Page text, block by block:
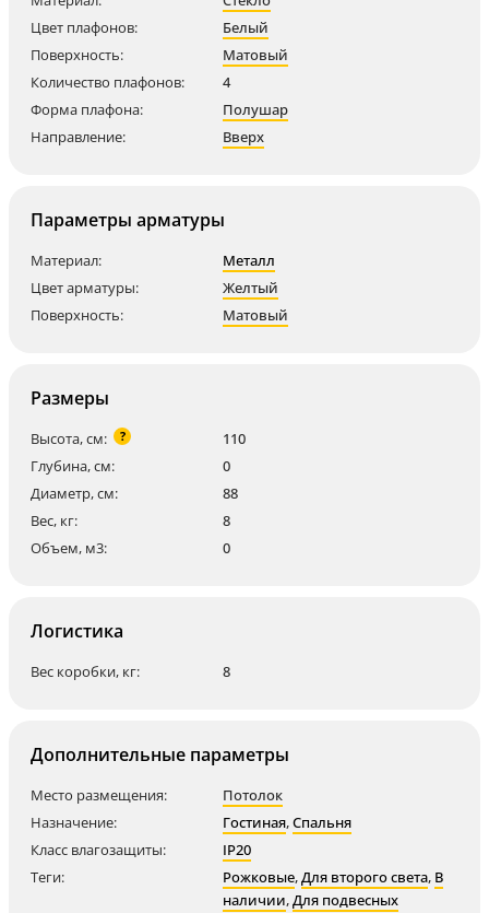
Цвет плафонов:
Белый
Поверхность:
Матовый
Количество плафонов:
4
Форма плафона:
Полушар
Направление:
Вверх
Параметры арматуры
Материал:
Металл
Цвет арматуры:
Желтый
Поверхность:
Матовый
Размеры
Высота, см: ?
110
Глубина, см:
0
Диаметр, см:
88
Вес, кг:
8
Объем, м3:
0
Логистика
Вес коробки, кг: 8
Дополнительные параметры
Место размещения:
Потолок
Назначение:
Гостиная,Спальня
Класс влагозащиты:
IP20
Теги:
Рожковые,Для второго света, В
наличии,Для подвесных